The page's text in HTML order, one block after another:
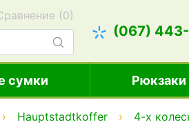
(0)
(067)
сумки Рюкзаки
Hauptstadtkoffer 4-х